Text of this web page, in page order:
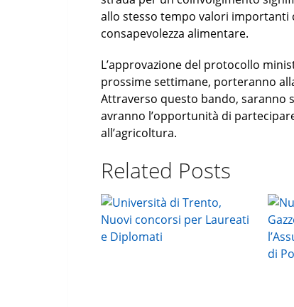
allo stesso tempo valori importanti
consapevolezza alimentare.
L’approvazione del protocollo
prossime settimane, porteranno
Attraverso questo bando, saranno
avranno l’opportunità di
all’agricoltura.
Related Posts